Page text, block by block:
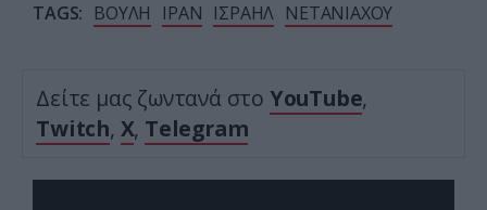
TAGS: ΒΟΥΛΗ ΙΡΑΝ ΙΣΡΑΗΛ ΝΕΤΑΝΙΑΧΟΥ
Δείτε μας ζωντανά στο YouTube,
Twitch, X, Telegram